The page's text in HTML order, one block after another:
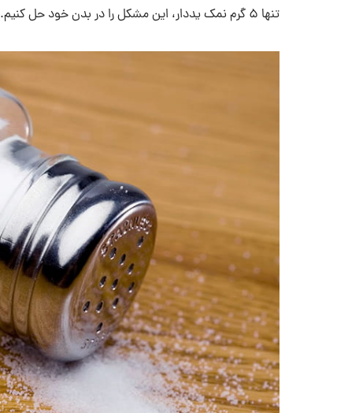
تنها 5 گرم نمک یددار، این مشکل را در بدن خود حل کنیم.